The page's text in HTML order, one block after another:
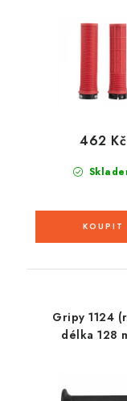
objímkami,
(červená,
mm, 1 pár)
462 Kč
Gripy 1124
délka 128